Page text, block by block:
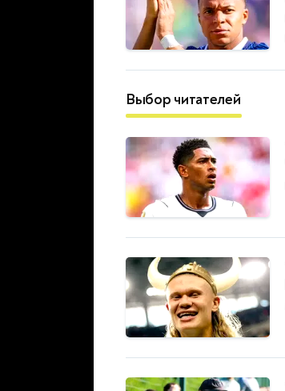
Выбор читателей